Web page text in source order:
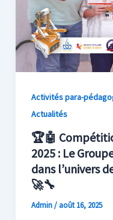
Activités para-
Actualités
🏆🤖
2025 : Le
dans l’univers
🚀🔧
Admin/ août 16, 2025